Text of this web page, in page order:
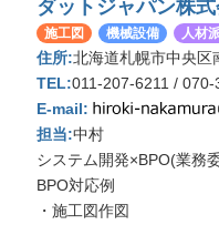
ダットジャパン株
施工図 機械設備 人材
北海道札幌市中央
011-207-6211 / 070-
中村
システム開発×BPO(業務
BPO対応例
・施工図作図